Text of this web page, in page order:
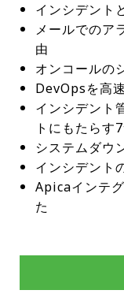
インシデント
メールでのア
由
オンコールの
DevOpsを高
インシデント
トにもたらす
システムダウ
インシデント
Apicaインテ
た